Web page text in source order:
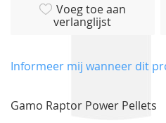
van
gallerij
Voeg toe aan
verlanglijst
Informeer mij wanneer dit
Gamo Raptor Power Pellets